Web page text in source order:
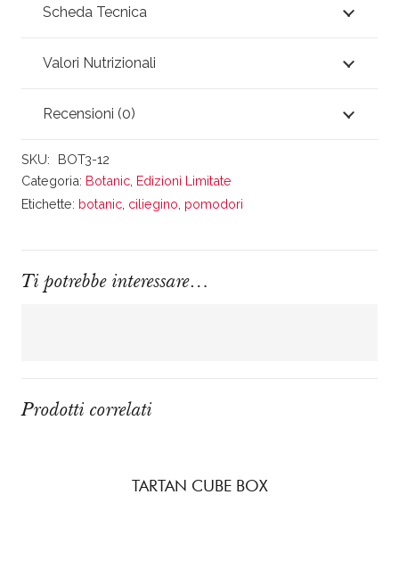
Scheda Tecnica
Valori Nutrizionali
Recensioni (0)
SKU:
BOT3-12
Categoria: Botanic Edizioni Limitate
Etichette: botanic ciliegino pomodori
Ti potrebbe interessare…
Prodotti correlati
TARTAN CUBE BOX